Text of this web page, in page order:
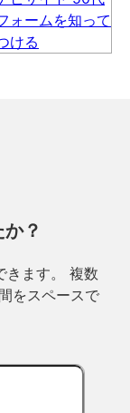
？
きます。 複数
をスペースで